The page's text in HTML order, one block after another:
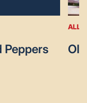
Peppers
ALL